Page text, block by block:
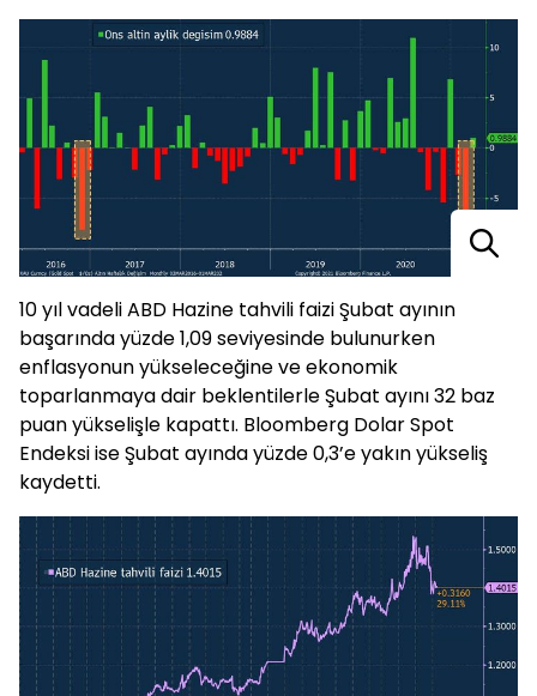
10 yıl vadeli ABD Hazine tahvili faizi Şubat ayının
başarında yüzde 1,09 seviyesinde bulunurken
enflasyonun yükseleceğine ve ekonomik
toparlanmaya dair beklentilerle Şubat ayını 32 baz
puan yükselişle kapattı. Bloomberg Dolar Spot
Endeksi ise Şubat ayında yüzde 0,3’e yakın yükseliş
kaydetti.